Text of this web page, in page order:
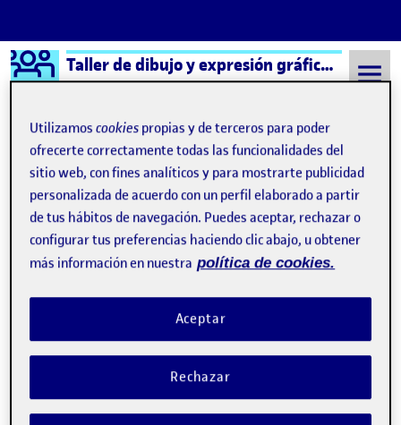
Saltar al contenido
Logo Ágora Taller de dibujo y expresión gráfica aula 3
Semestre 20221 - Aula 3 Folio
Folio
¡Bienvenidos y bienvenidas!
Publicado por
Folio
Fecha de publicación15 septiembre, 2022 3:41 pm
Utilizamoscookies propias y de terceros para poder
ofrecerte correctamente todas las funcionalidades del
sitio web, con fines analíticos y para mostrarte publicidad
personalizada de acuerdo con un perfil elaborado a partir
de tus hábitos de navegación. Puedes aceptar, rechazar o
configurar tus preferencias haciendo clic abajo, u obtener
más información en nuestra política de cookies.
Rechazar
Aceptar